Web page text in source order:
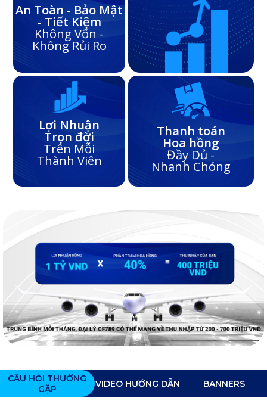
An Toàn - Bảo Mật
- Tiết Kiệm
Không Vốn -
Không Rủi Ro
Lợi Nhuận
Trọn đời
Trên Mỗi
Thành Viên
Thanh toán
Hoa hồng
Đầy Dủ -
Nhanh Chóng
CÂU HỎI THƯỜNG
GẶP
VIDEO HƯỚNG DẪN BANNERS